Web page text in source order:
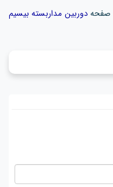
صفحهدوربین مداربسته بیسیم